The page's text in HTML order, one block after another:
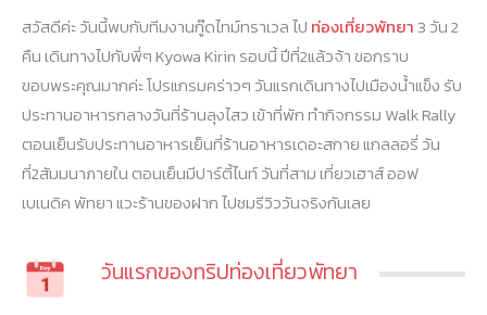
สวัสดีค่ะ วันนี้พบกับทีมงานกู๊ดไทม์ทราเวล ไป ท่องเที่ยวพัทยา3 วัน 2
คืน เดินทางไปกับพี่ๆ Kyowa Kirin รอบนี้ ปีที่2แล้วจ้า ขอกราบ
ขอบพระคุณมากค่ะ โปรแกรมคร่าวๆ วันแรกเดินทางไปเมืองน้ำแข็ง รับ
ประทานอาหารกลางวันที่ร้านลุงไสว เข้าที่พัก ทำกิจกรรม Walk Rally
ตอนเย็นรับประทานอาหารเย็นที่ร้านอาหารเดอะสกาย แกลลอรี่ วัน
ที่2สัมมนาภายใน ตอนเย็นมีปาร์ตี้ไนท์ วันที่สาม เที่ยวเฮาส์ ออฟ
เบเนดิค พัทยา แวะร้านของฝาก ไปชมรีวิววันจริงกันเลย
วันแรกของทริปท่องเที่ยวพัทยา